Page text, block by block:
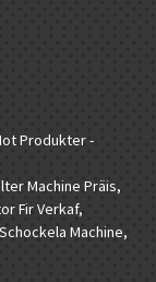
Produkter-
Machine Präis,
Fir Verkaf,
Machine,